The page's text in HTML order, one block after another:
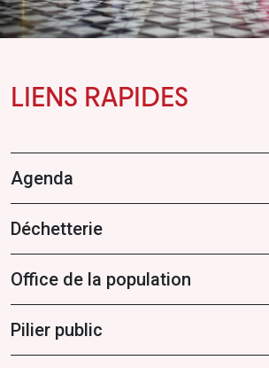
LIENS RAPIDES
Agenda
Déchetterie
Office de la population
Pilier public